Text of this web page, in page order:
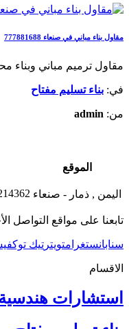
مقاول بناء مباني في صنعاء 777881688
مقاول ترميم مباني
في: بناء تسليم مفتاح
من: admin
الموقع
اليمن , ذمار - صنعاء - alryadah.emaar.engineers@gmail
تابعنا على مواقع التواصل
سنابانستغرامتويتر تيك توك
الاقسام
استشارات